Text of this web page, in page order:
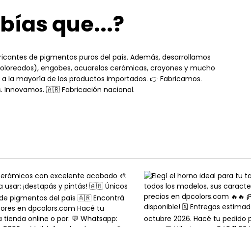
que...?
de pigmentos puros del país. Además, desarrollamos
engobes, acuarelas cerámicas, crayones y mucho
la mayoría de los productos importados. 👉 Fabricamos.
Innovamos. 🇦🇷 Fabricación nacional.